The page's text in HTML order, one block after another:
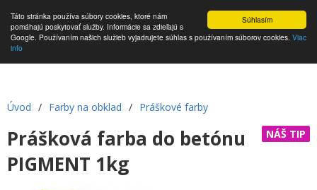
Súhlasím
Táto stránka používa súbory cookies, ktoré nám
pomáhajú poskytovať služby. Informácie sa zdieľajú s
Google. Používaním našich služieb vyjadrujete súhlas s používaním súborov cookies. Viac
info
Úvod / Farby na obklad / Práškové farby
NÁŠ TIP
Prášková farba do betónu
PIGMENT 1kg